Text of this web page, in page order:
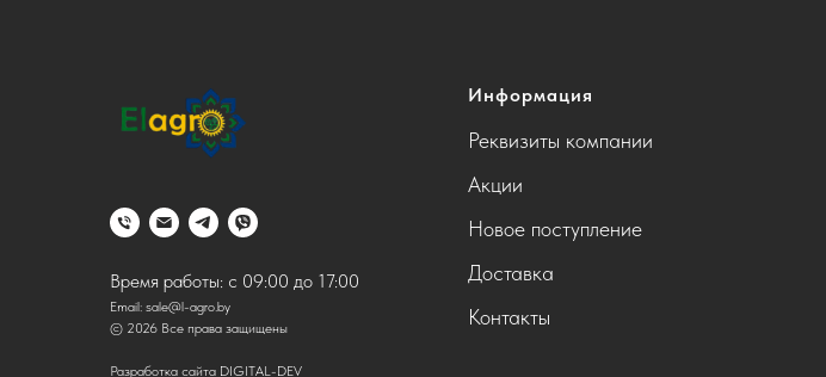
Время работы: с 09:00 до 17:00
Email: sale@l-agro.by
© 2026 Все права защищены
Разработка сайта DIGITAL-DEV
Информация
Реквизиты компании
Акции
Новое поступление
Доставка
Контакты